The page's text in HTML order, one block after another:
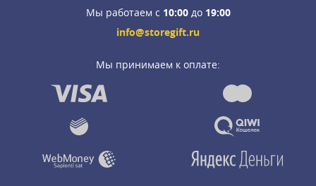
Мы работаем с 10:00до 19:00
info@storegift.ru
Мы принимаем к оплате: